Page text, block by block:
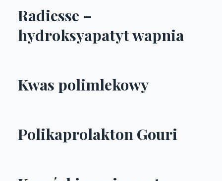
Radiesse –
hydroksyapatyt wapnia
Kwas polimlekowy
Polikaprolakton Gouri